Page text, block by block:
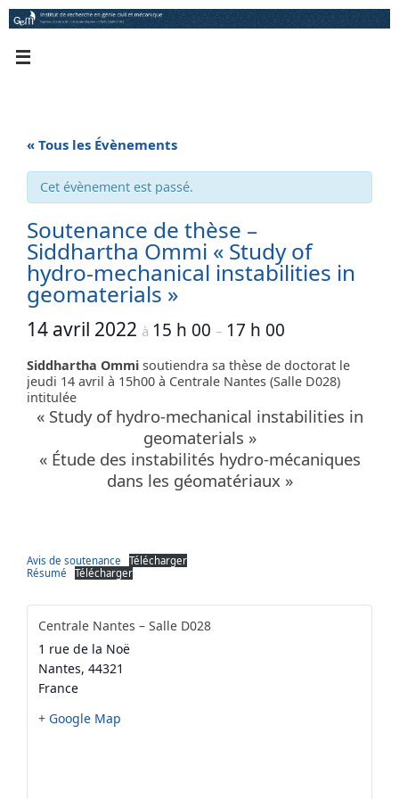
Passer
au
« Tous les Évènements
Cet évènement est passé.
Soutenance de thèse –
Siddhartha Ommi « Study of
hydro-mechanical instabilities in
geomaterials »
14 avril 2022 à 15 h 00 – 17 h 00
Siddhartha Ommi soutiendra sa thèse de doctorat le
jeudi 14 avril à 15h00 à Centrale Nantes (Salle D028)
intitulée
« Study of hydro-mechanical instabilities in
geomaterials »
« Étude des instabilités hydro-mécaniques
dans les géomatériaux »
Avis de soutenance
Télécharger
Résumé
Télécharger
Centrale Nantes – Salle D028
1 rue de la Noë
Nantes, 44321
France
+ Google Map